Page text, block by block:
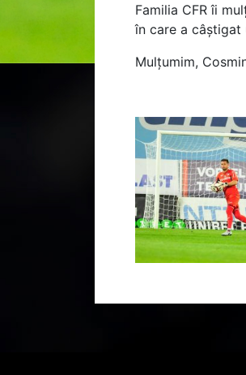
Familia CFR îi
în care a câștigat
Mulțumim,